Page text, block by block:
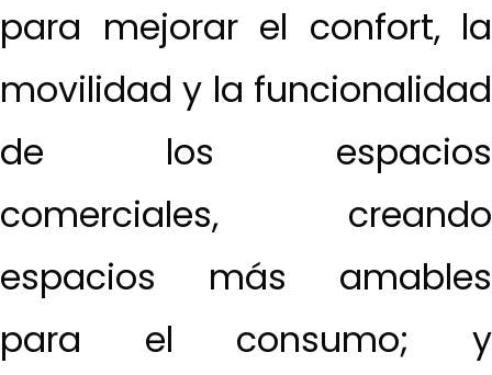
para mejorar el confort, la
movilidad y la funcionalidad
de los espacios
comerciales, creando
espacios más amables
para el consumo; y